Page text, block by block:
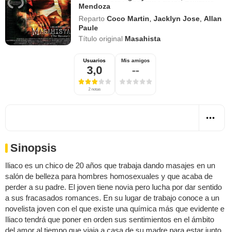
Mendoza
Reparto Coco Martin ,Jacklyn Jose ,Allan
Paule
Título original Masahista
Usuarios
3,0
2 notas
Mis amigos
--
Sinopsis
Iliaco es un chico de 20 años que trabaja dando masajes en un
salón de belleza para hombres homosexuales y que acaba de
perder a su padre. El joven tiene novia pero lucha por dar sentido
a sus fracasados romances. En su lugar de trabajo conoce a un
novelista joven con el que existe una química más que evidente e
Iliaco tendrá que poner en orden sus sentimientos en el ámbito
del amor al tiempo que viaja a casa de su madre para estar junto